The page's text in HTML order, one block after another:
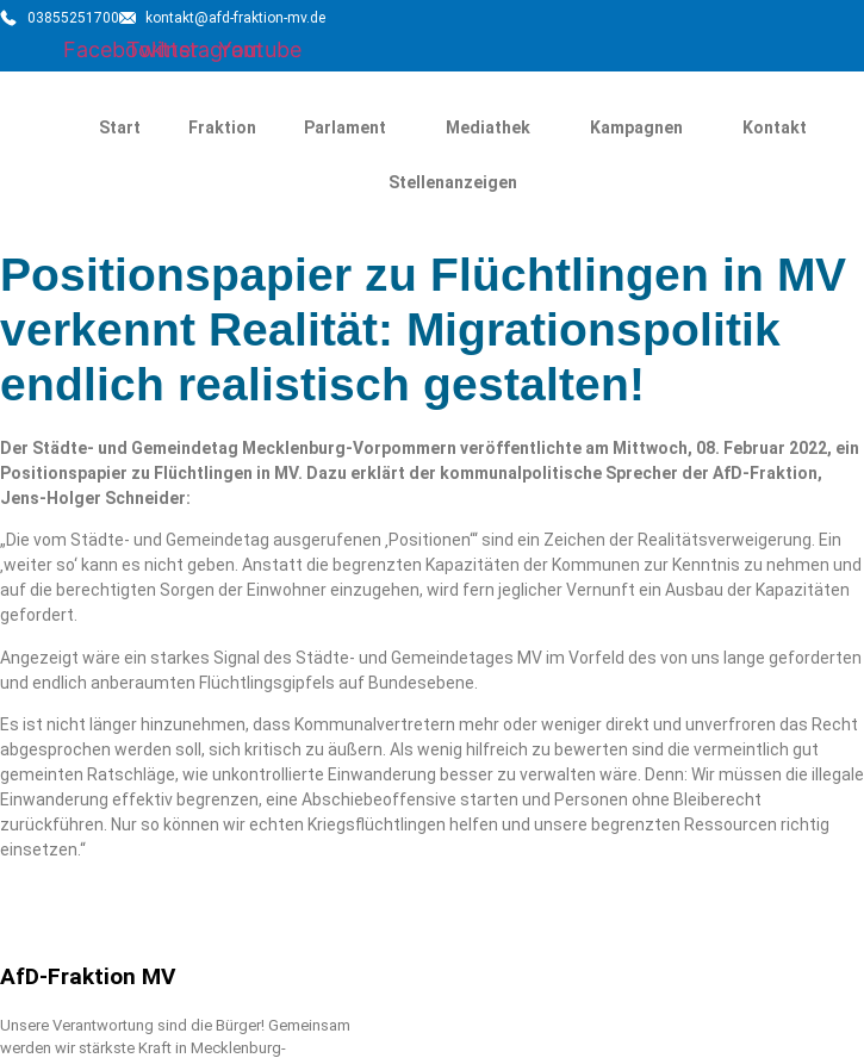
03855251700 kontakt@afd-fraktion-mv.de
FacebookTwitter
Instagram
Youtube
Start Fraktion Parlament Mediathek Kampagnen Kontakt
Stellenanzeigen
Positionspapier zu Flüchtlingen in MV
verkennt Realität: Migrationspolitik
endlich realistisch gestalten!
Der Städte- und Gemeindetag Mecklenburg-Vorpommern veröffentlichte am Mittwoch, 08. Februar 2022, ein
Positionspapier zu Flüchtlingen in MV. Dazu erklärt der kommunalpolitische Sprecher der AfD-Fraktion,
Jens-Holger Schneider:
„Die vom Städte- und Gemeindetag ausgerufenen ‚Positionen“‘ sind ein Zeichen der Realitätsverweigerung. Ein
‚weiter so‘ kann es nicht geben. Anstatt die begrenzten Kapazitäten der Kommunen zur Kenntnis zu nehmen und
auf die berechtigten Sorgen der Einwohner einzugehen, wird fern jeglicher Vernunft ein Ausbau der Kapazitäten
gefordert.
Angezeigt wäre ein starkes Signal des Städte- und Gemeindetages MV im Vorfeld des von uns lange geforderten
und endlich anberaumten Flüchtlingsgipfels auf Bundesebene.
Es ist nicht länger hinzunehmen, dass Kommunalvertretern mehr oder weniger direkt und unverfroren das Recht
abgesprochen werden soll, sich kritisch zu äußern. Als wenig hilfreich zu bewerten sind die vermeintlich gut
gemeinten Ratschläge, wie unkontrollierte Einwanderung besser zu verwalten wäre. Denn: Wir müssen die illegale
Einwanderung effektiv begrenzen, eine Abschiebeoffensive starten und Personen ohne Bleiberecht
zurückführen. Nur so können wir echten Kriegsflüchtlingen helfen und unsere begrenzten Ressourcen richtig
einsetzen.“
AfD-Fraktion MV
Unsere Verantwortung sind die Bürger! Gemeinsam
werden wir stärkste Kraft in Mecklenburg-